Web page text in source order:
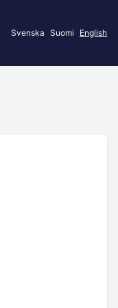
Svenska Suomi English